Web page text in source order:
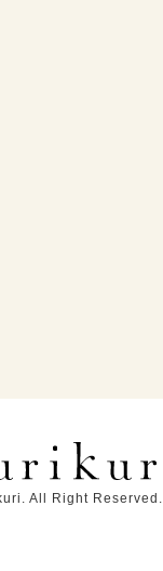
All Right Reserved.